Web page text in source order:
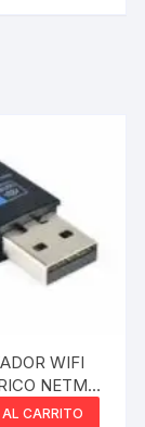
WIFI
NETMAK
CARRITO